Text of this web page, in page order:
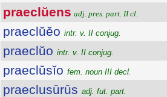
praeclŭens adj. pres. part. II cl.
praeclŭĕo intr. v. II conjug.
praeclŭo intr. v. II conjug.
praeclūsĭo fem. noun III decl.
praeclusūrūs adj. fut. part.